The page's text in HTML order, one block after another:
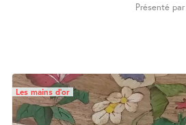
Présenté
Les mains d’or